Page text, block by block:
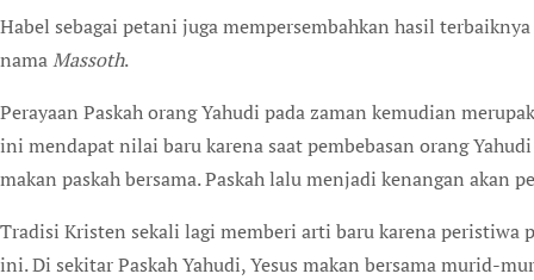
Habel sebagai petani juga mempersembahkan hasil
namaMassoth.
Perayaan Paskah orang Yahudi pada zaman kemudian
ini mendapat nilai baru karena saat pembebasan orang
makan paskah bersama. Paskah lalu menjadi kenangan akan
Tradisi Kristen sekali lagi memberi arti baru karena peristiwa
ini. Di sekitar Paskah Yahudi, Yesus makan bersama murid-